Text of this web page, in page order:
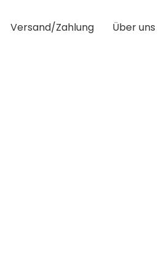
Versand/Zahlung Über uns